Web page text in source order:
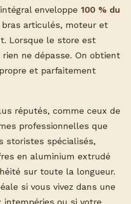
enveloppe 100 % du
articulés, moteur et
Lorsque le store est
ne dépasse. On obtient
et parfaitement
réputés, comme ceux de
professionnelles que
storistes spécialisés,
en aluminium extrudé
sur toute la longueur.
si vous vivez dans une
intempéries ou si votre